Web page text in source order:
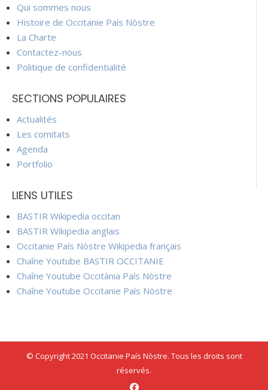
Qui sommes nous
Histoire de Occitanie País Nòstre
La Charte
Contactez-nous
Politique de confidentialité
SECTIONS POPULAIRES
Actualités
Les comitats
Agenda
Portfolio
LIENS UTILES
BASTIR Wikipedia occitan
BASTIR Wikipedia anglais
Occitanie País Nòstre Wikipedia français
Chaîne Youtube BASTIR OCCITANIE
Chaîne Youtube Occitània País Nòstre
Chaîne Youtube Occitanie País Nòstre
© Copyright 2021 Occitanie País Nòstre. Tous les droits sont
réservés.